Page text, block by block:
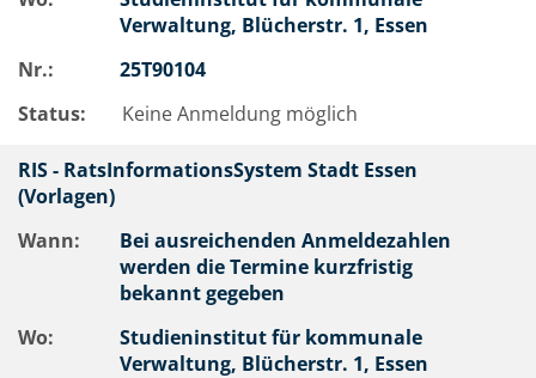
Verwaltung, Blücherstr. 1, Essen
Nr.:
25T90104
Status:
Keine Anmeldung möglich
RIS - RatsInformationsSystem Stadt Essen
(Vorlagen)
Wann:
Bei ausreichenden Anmeldezahlen
werden die Termine kurzfristig
bekannt gegeben
Wo:
Studieninstitut für kommunale
Verwaltung, Blücherstr. 1, Essen